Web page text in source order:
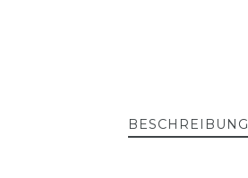
BESCHREIBUNG